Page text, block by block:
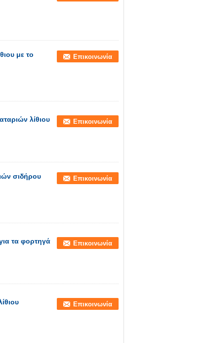
με το
Επικοινωνία
λίθιου Επικοινωνία
σιδήρου
Επικοινωνία
τα φορτηγά Επικοινωνία
Επικοινωνία